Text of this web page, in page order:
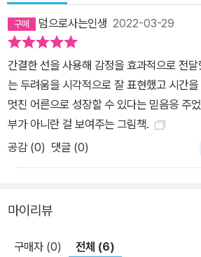
덤으로사는인생 2022-03-29
간결한 선을 사용해 감정을 효과적으로 전
는 두려움을 시각적으로 잘 표현했고 시간
멋진 어른으로 성장할 수 있다는 믿음응 주
부가 아니란 걸 보여주는 그림책.
공감 (0) 댓글 (0)
마이리뷰
구매자 (0) 전체 (6)